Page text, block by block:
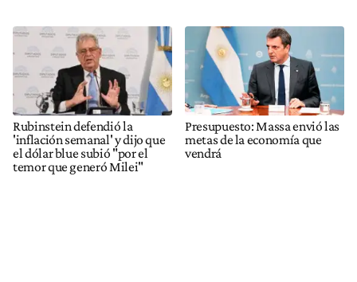
Rubinstein defendió la
'inflación semanal' y dijo que
el dólar blue subió "por el
temor que generó Milei"
Presupuesto: Massa envió las
metas de la economía que
vendrá